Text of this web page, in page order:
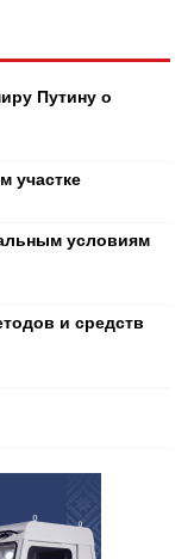
Путину о
участке
условиям
и средств